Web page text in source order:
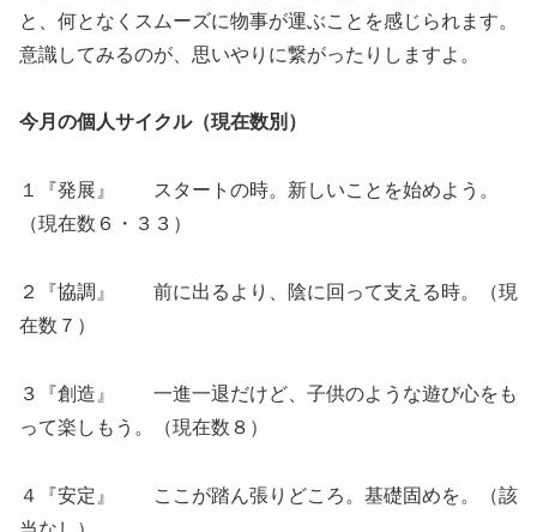
と、何となくスムーズに物事が運ぶことを感じられます。
意識してみるのが、思いやりに繋がったりしますよ。
今月の個人サイクル（現在数別）
１『発展』 スタートの時。新しいことを始めよう。
（現在数６・３３）
２『協調』 前に出るより、陰に回って支える時。（現
在数７）
３『創造』 一進一退だけど、子供のような遊び心をも
って楽しもう。（現在数８）
４『安定』 ここが踏ん張りどころ。基礎固めを。（該